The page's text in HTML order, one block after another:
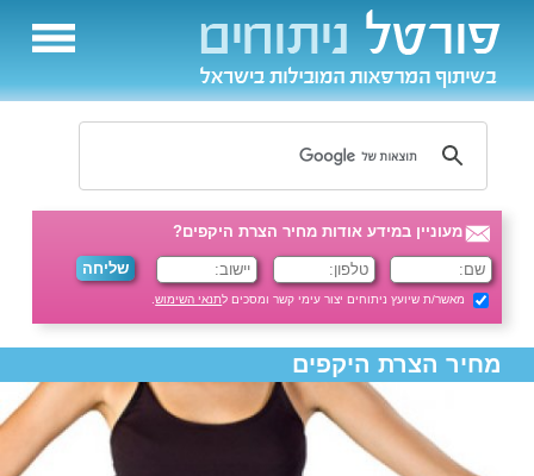
מעוניין במידע אודות מחיר הצרת היקפים?
מאשר/ת שיועץ ניתוחים יצור עימי קשר ומסכים לתנאי השימוש.
מחיר הצרת היקפים